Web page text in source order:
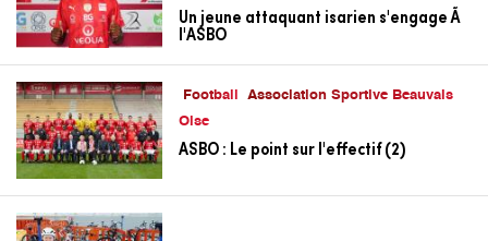
Un jeune attaquant isarien s'engage Ã
l'ASBO
Football
Association Sportive Beauvais
Oise
ASBO : Le point sur l'effectif (2)